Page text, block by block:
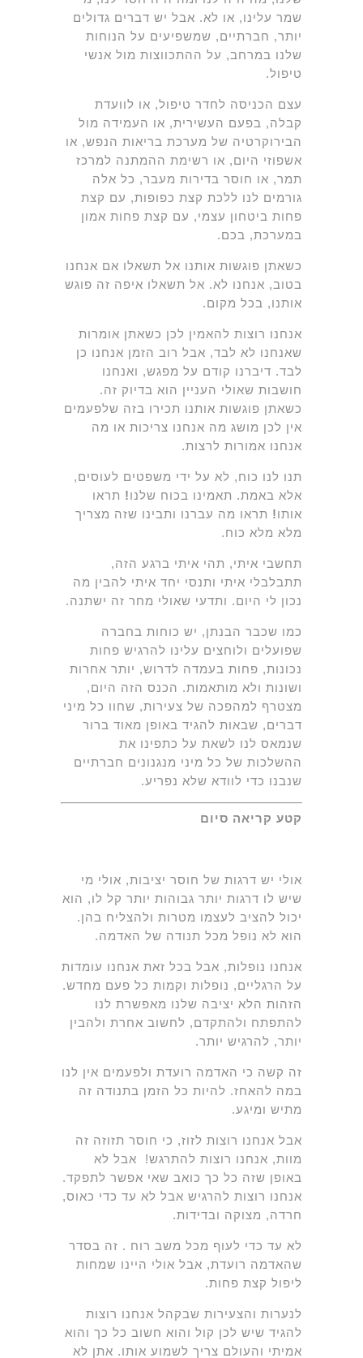
שמר עלינו, או לא. אבל יש דברים גדולים
יותר, חברתיים, שמשפיעים על הנוחות
שלנו במרחב, על ההתכווצות מול אנשי
טיפול.
עצם הכניסה לחדר טיפול, או לוועדת
קבלה, בפעם העשירית, או העמידה מול
הבירוקרטיה של מערכת בריאות הנפש, או
אשפוזי היום, או רשימת ההמתנה למרכז
תמר, או חוסר בדירות מעבר, כל אלה
גורמים לנו ללכת קצת כפופות, עם קצת
פחות ביטחון עצמי, עם קצת פחות אמון
במערכת, בכם.
כשאתן פוגשות אותנו אל תשאלו אם אנחנו
בטוב, אנחנו לא. אל תשאלו איפה זה פוגש
אותנו, בכל מקום.
אנחנו רוצות להאמין לכן כשאתן אומרות
שאנחנו לא לבד, אבל רוב הזמן אנחנו כן
לבד. דיברנו קודם על מפגש, ואנחנו
חושבות שאולי העניין הוא בדיוק זה.
כשאתן פוגשות אותנו תכירו בזה שלפעמים
אין לכן מושג מה אנחנו צריכות או מה
אנחנו אמורות לרצות.
תנו לנו כוח, לא על ידי משפטים לעוסים,
אלא באמת. תאמינו בכוח שלנו! תראו
אותו! תראו מה עברנו ותבינו שזה מצריך
מלא מלא כוח.
תחשבי איתי, תהי איתי ברגע הזה,
תתבלבלי איתי ותנסי יחד איתי להבין מה
נכון לי היום. ותדעי שאולי מחר זה ישתנה.
כמו שכבר הבנתן, יש כוחות בחברה
שפועלים ולוחצים עלינו להרגיש פחות
נכונות, פחות בעמדה לדרוש, יותר אחרות
ושונות ולא מותאמות. הכנס הזה היום,
מצטרף למהפכה של צעירות, שחוו כל מיני
דברים, שבאות להגיד באופן מאוד ברור
שנמאס לנו לשאת על כתפינו את
ההשלכות של כל מיני מנגנונים חברתיים
שנבנו כדי לוודא שלא נפריע.
קטע קריאה סיום
אולי יש דרגות של חוסר יציבות, אולי מי
שיש לו דרגות יותר גבוהות יותר קל לו, הוא
יכול להציב לעצמו מטרות ולהצליח בהן.
הוא לא נופל מכל תנודה של האדמה.
אנחנו נופלות, אבל בכל זאת אנחנו עומדות
על הרגליים, נופלות וקמות כל פעם מחדש.
הזהות הלא יציבה שלנו מאפשרת לנו
להתפתח ולהתקדם, לחשוב אחרת ולהבין
יותר, להרגיש יותר.
זה קשה כי האדמה רועדת ולפעמים אין לנו
במה להאחז. להיות כל הזמן בתנודה זה
מתיש ומיגע.
אבל אנחנו רוצות לזוז, כי חוסר תזוזה זה
מוות, אנחנו רוצות להתרגש! אבל לא
באופן שזה כל כך כואב שאי אפשר לתפקד.
אנחנו רוצות להרגיש אבל לא עד כדי כאוס,
חרדה, מצוקה ובדידות.
לא עד כדי לעוף מכל משב רוח . זה בסדר
שהאדמה רועדת, אבל אולי היינו שמחות
ליפול קצת פחות.
לנערות והצעירות שבקהל אנחנו רוצות
להגיד שיש לכן קול והוא חשוב כל כך והוא
אמיתי והעולם צריך לשמוע אותו. אתן לא